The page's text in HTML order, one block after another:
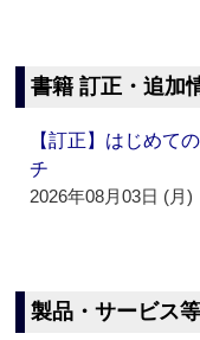
書籍 訂正・追加
【訂正】はじめて
チ
2026年08月03日 (月)
製品・サービス等